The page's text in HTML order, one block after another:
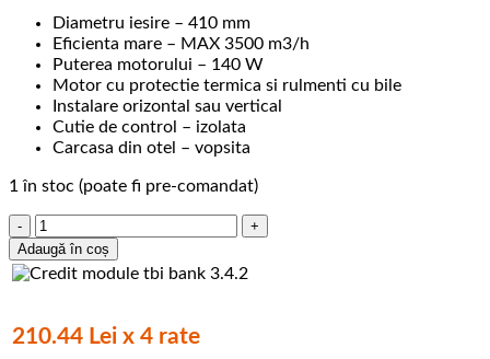
Diametru iesire – 410 mm
Eficienta mare – MAX 3500 m3/h
Puterea motorului – 140 W
Motor cu protectie termica si rulmenti cu bile
Instalare orizontal sau vertical
Cutie de control – izolata
Carcasa din otel – vopsita
1 în stoc (poate fi pre-comandat)
Cantitate
Ventilator
de
,
3500
Adaugă în coș
210.44 Lei x 4 rate